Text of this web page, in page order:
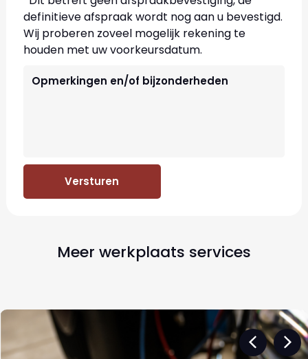
definitieve afspraak wordt nog aan u bevestigd.
Wij proberen zoveel mogelijk rekening te
houden met uw voorkeursdatum.
Versturen
Meer werkplaats services